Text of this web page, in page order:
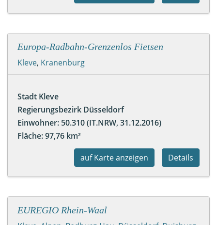
Europa-Radbahn-Grenzenlos Fietsen
Kleve, Kranenburg
Stadt Kleve
Regierungsbezirk Düsseldorf
Einwohner: 50.310 (IT.NRW, 31.12.2016)
Fläche: 97,76 km²
Details
auf Karte anzeigen
EUREGIO Rhein-Waal